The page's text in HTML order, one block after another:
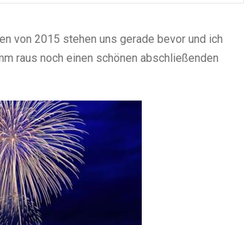
von 2015 stehen uns gerade bevor und ich
raus noch einen schönen abschließenden